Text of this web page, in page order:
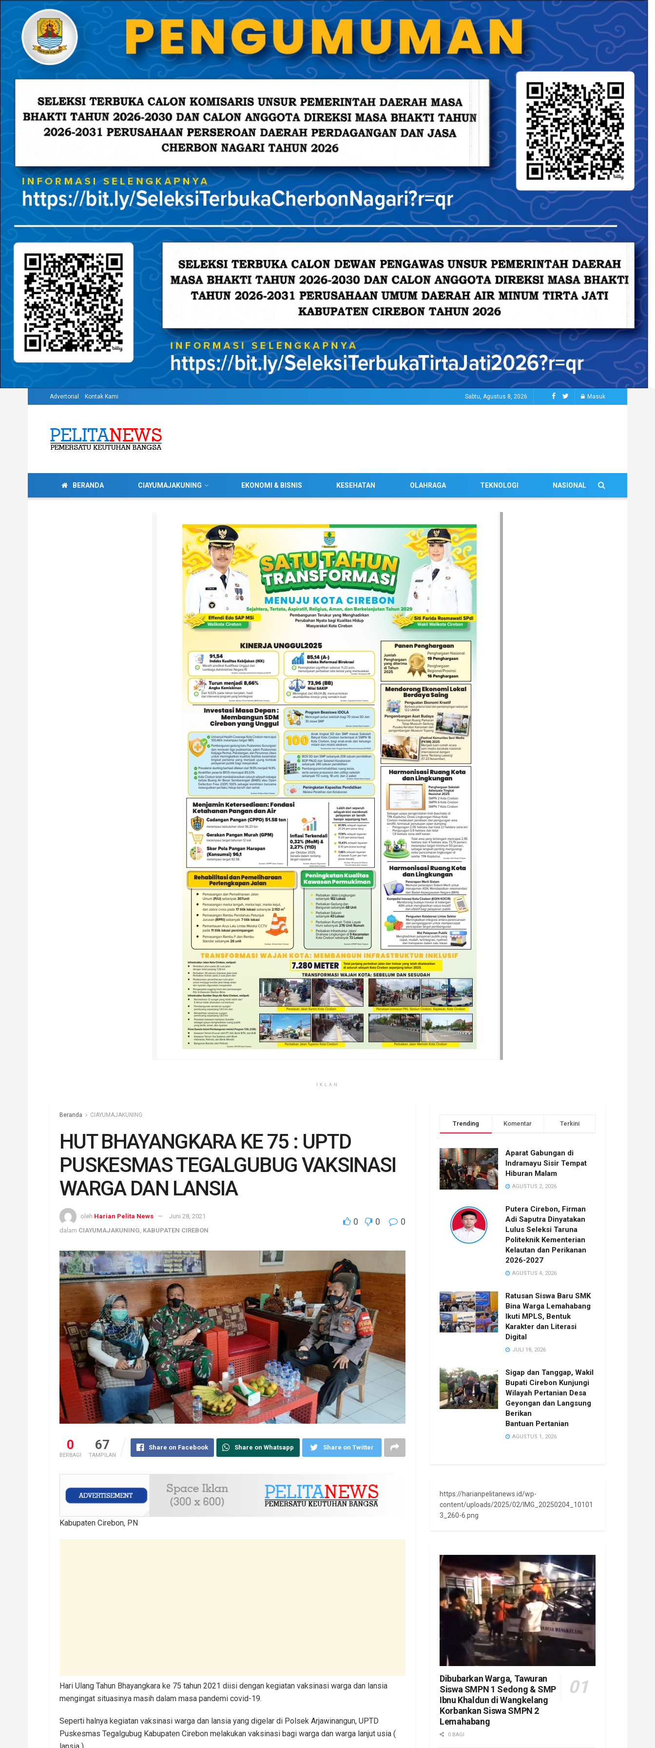
Advertorial Kontak Kami Sabtu, Agustus 8, 2026 Masuk
BERANDA CIAYUMAJAKUNING EKONOMI & BISNIS KESEHATAN OLAHRAGA TEKNOLOGI NASIONAL
IKLAN
Beranda CIAYUMAJAKUNING
HUT BHAYANGKARA KE 75 : UPTD
PUSKESMAS TEGALGUBUG VAKSINASI
WARGA DAN LANSIA
oleh Harian Pelita News
Juni 28, 2021
dalam CIAYUMAJAKUNING, KABUPATEN CIREBON
0 0 0
0
BERBAGI
67
TAMPILAN
Share on Facebook Share on Whatsapp Share on Twitter
Kabupaten Cirebon, PN
Hari Ulang Tahun Bhayangkara ke 75 tahun 2021 diisi dengan kegiatan vaksinasi warga dan lansia
mengingat situasinya masih dalam masa pandemi covid-19.
Seperti halnya kegiatan vaksinasi warga dan lansia yang digelar di Polsek Arjawinangun, UPTD
Puskesmas Tegalgubug Kabupaten Cirebon melakukan vaksinasi bagi warga dan warga lanjut usia (
Trending Komentar Terkini
Aparat Gabungan di
Indramayu Sisir Tempat
Hiburan Malam
AGUSTUS 2, 2026
Putera Cirebon, Firman
Adi Saputra Dinyatakan
Lulus Seleksi Taruna
Politeknik Kementerian
Kelautan dan Perikanan
2026-2027
AGUSTUS 4, 2026
Ratusan Siswa Baru SMK
Bina Warga Lemahabang
Ikuti MPLS, Bentuk
Karakter dan Literasi
Digital
JULI 18, 2026
Sigap dan Tanggap, Wakil
Bupati Cirebon Kunjungi
Wilayah Pertanian Desa
Geyongan dan Langsung
Berikan
Bantuan Pertanian
AGUSTUS 1, 2026
https://harianpelitanews.id/wp-
content/uploads/2025/02/IMG_20250204_10101
3_260-6.png
Dibubarkan Warga, Tawuran
Siswa SMPN 1 Sedong & SMP
Ibnu Khaldun di Wangkelang
Korbankan Siswa SMPN 2
Lemahabang
0 BAGI